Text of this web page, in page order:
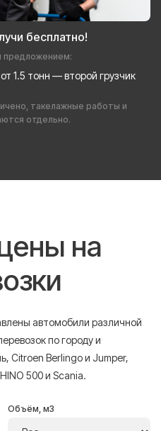
бесплатно!
предложением:
1.5 тонн — второй грузчик
такелажные работы и
отдельно.
на
автомобили различной
по городу и
Citroen Berlingo и Jumper,
500 и Scania.
Объём, м3